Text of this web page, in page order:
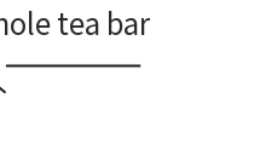
tea bar